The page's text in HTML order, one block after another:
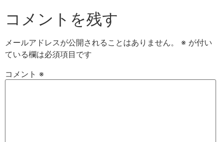
コメントを残す
メールアドレスが公開されることはありません。 ※ が付い
ている欄は必須項目です
コメント ※